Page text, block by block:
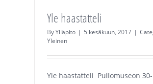
Yle haastatteli
ByYlläpito | 5 kesäkuun, 2017 |
Yleinen
Yle haastatteli Pullomuseon 30-